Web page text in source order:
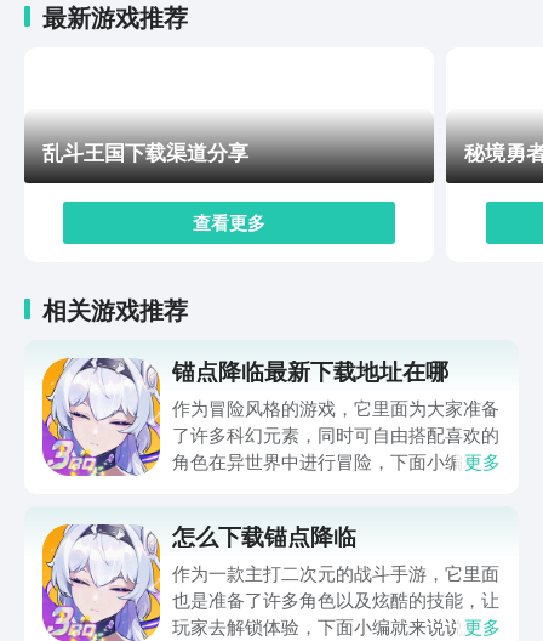
最新游戏推荐
乱斗王国下载渠道分享
查看更多
秘境勇
相关游戏推荐
锚点降临最新下载地址在哪
作为冒险风格的游戏，它里面为大家准备
了许多科幻元素，同时可自由搭配喜欢的
角色在异世界中进行冒险，下面小编就来
是想要去解锁体验它，而小编也是特地去
收集了一番，大家若是感兴趣的话，那么
就一起来接着往下看吧。
更多
怎么下载锚点降临
作为一款主打二次元的战斗手游，它里面
也是准备了许多角色以及炫酷的技能，让
玩家去解锁体验，下面小编就来说说怎么
更多